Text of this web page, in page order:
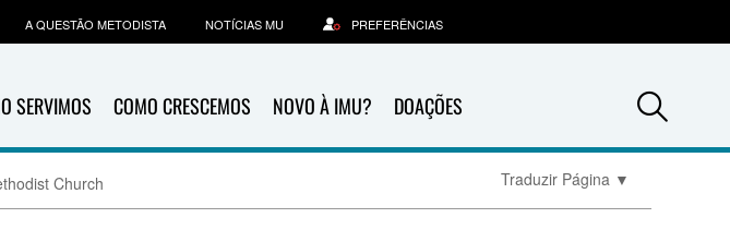
SERVIMOS COMO CRESCEMOS NOVO À IMU? DOAÇÕES
A QUESTÃO METODISTA NOTÍCIAS MU PREFERÊNCIAS
Church Traduzir Página ▼